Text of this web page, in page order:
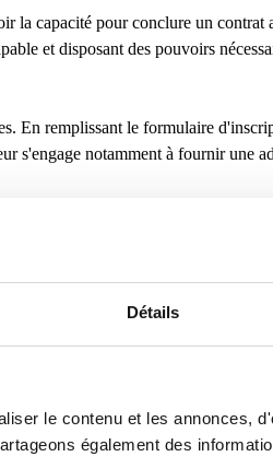
Détails
le contenu et les annonces,
également des
capacité pour conclure un
et disposant des pouvoirs
En remplissant le formulaire
s'engage notamment à fournir une
sections « 4.3 Suspension
FRANCE GALOP, FRANCE
et (ii) www.francegalop-
nécessaires à la gestion du
lorsque l'Utilisateur les a